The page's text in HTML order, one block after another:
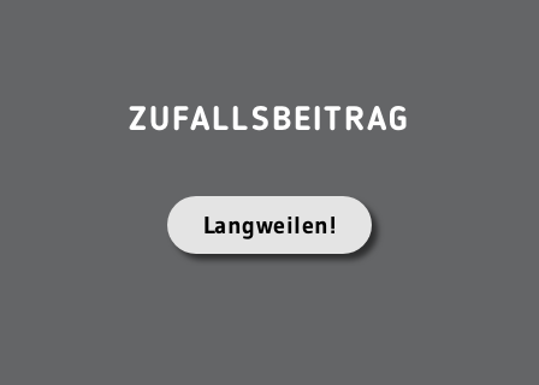
ZUFALLSBEITRAG
Langweilen!